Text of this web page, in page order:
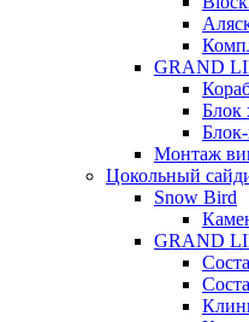
GRAND
Блок
Монтаж
Цокольный
Snow Bird
GRAND